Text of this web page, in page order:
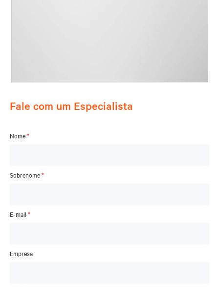
Fale com um Especialista
Nome*
Sobrenome*
E-mail *
Empresa